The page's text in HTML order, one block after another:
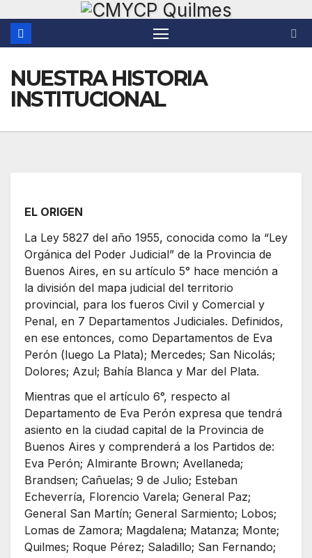
contenido
NUESTRA HISTORIA
INSTITUCIONAL
EL ORIGEN
La Ley 5827 del año 1955, conocida como la “Ley
Orgánica del Poder Judicial” de la Provincia de
Buenos Aires, en su artículo 5° hace mención a
la división del mapa judicial del territorio
provincial, para los fueros Civil y Comercial y
Penal, en 7 Departamentos Judiciales. Definidos,
en ese entonces, como Departamentos de Eva
Perón (luego La Plata); Mercedes; San Nicolás;
Dolores; Azul; Bahía Blanca y Mar del Plata.
Mientras que el artículo 6°, respecto al
Departamento de Eva Perón expresa que tendrá
asiento en la ciudad capital de la Provincia de
Buenos Aires y comprenderá a los Partidos de:
Eva Perón; Almirante Brown; Avellaneda;
Brandsen; Cañuelas; 9 de Julio; Esteban
Echeverría, Florencio Varela; General Paz;
General San Martín; General Sarmiento; Lobos;
Lomas de Zamora; Magdalena; Matanza; Monte;
Quilmes; Roque Pérez; Saladillo; San Fernando;